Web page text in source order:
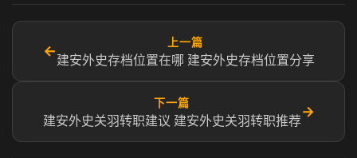
←
上一篇
建安外史存档位置在哪 建安外史存档位置分享
下一篇
建安外史关羽转职建议 建安外史关羽转职推荐
→